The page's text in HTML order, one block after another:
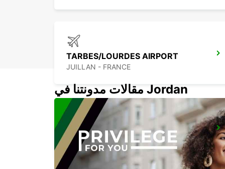
TARBES/LOURDES AIRPORT
JUILLAN - FRANCE
PAU MAULEON RELAIS
MAULEON - FRANCE
مقالات مدونتنا في Jordan